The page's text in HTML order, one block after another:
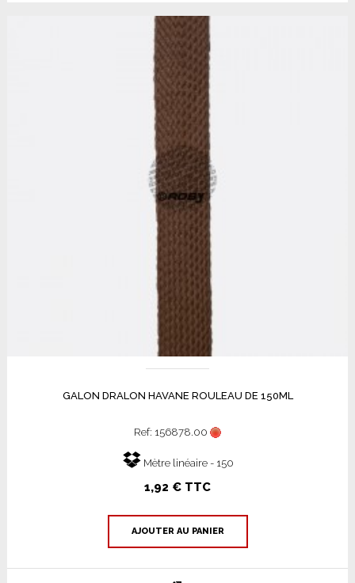
GALON DRALON HAVANE ROULEAU DE 150ML
Ref: 156878.00
Mètre linéaire - 150
1,92 € TTC
AJOUTER AU PANIER